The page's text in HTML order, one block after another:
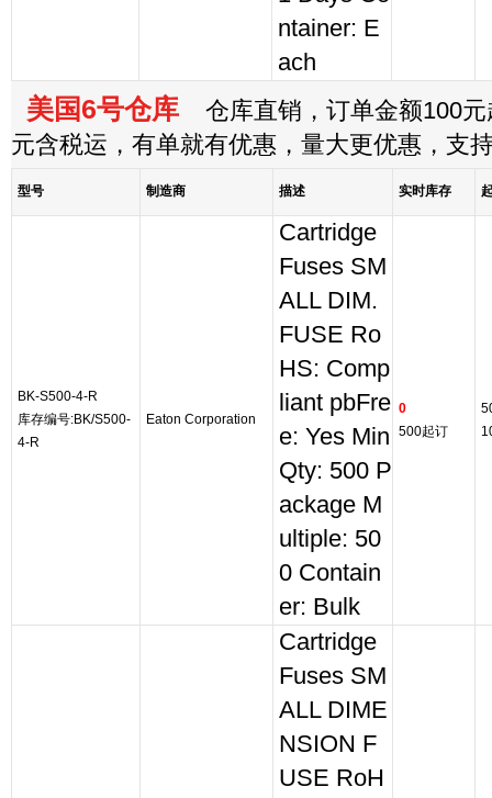
ntainer: E
ach
美国6号仓库 仓库直销，订单金额100元
元含税运，有单就有优惠，量大更优惠，支
型号 制造商 描述 实时库存
BK-S500-4-R
库存编号:BK/S500-
4-R
Eaton Corporation
Cartridge
Fuses SM
ALL DIM.
FUSE Ro
HS: Comp
liant pbFre
e: Yes Min
Qty: 500 P
ackage M
ultiple: 50
0 Contain
er: Bulk
0
500起订
Cartridge
Fuses SM
ALL DIME
NSION F
USE RoH